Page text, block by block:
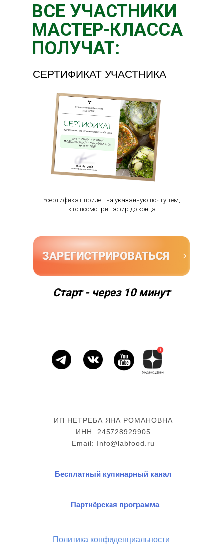
СЕРТИФИКАТ УЧАСТНИКА
*сертификат придет на указанную почту тем,
кто посмотрит эфир до конца
ВСЕ УЧАСТНИКИ
МАСТЕР-КЛАССА
ПОЛУЧАТ:
Старт - через 10 минут
ИП НЕТРЕБА ЯНА РОМАНОВНА
ИНН: 245728929905
Email: Info@labfood.ru
Политика конфиденциальности
Бесплатный кулинарный канал
Партнёрская программа